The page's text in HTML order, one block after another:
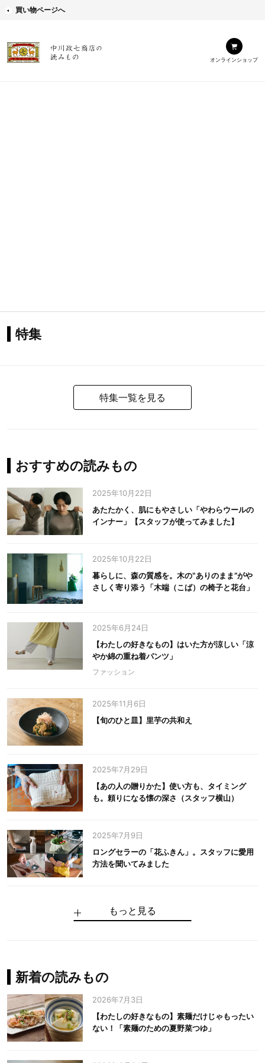
買い物ページへ
オンラインショップ
特集
特集一覧を見る
おすすめの読みもの
2025年10月22日
あたたかく、肌にもやさしい「やわらウールの
インナー」【スタッフが使ってみました】
2025年10月22日
暮らしに、森の質感を。木の‟ありのまま”がや
さしく寄り添う「木端（こば）の椅子と花台」
2025年6月24日
【わたしの好きなもの】はいた方が涼しい「涼
やか綿の重ね着パンツ」
ファッション
2025年11月6日
【旬のひと皿】里芋の共和え
2025年7月29日
【あの人の贈りかた】使い方も、タイミング
も。頼りになる懐の深さ（スタッフ横山）
2025年7月9日
ロングセラーの「花ふきん」。スタッフに愛用
方法を聞いてみました
手仕事だからできる“いいもの”を作り続ける。
麻の老舗が届けたい、麻の魅力をのせた衣「中
中川政七商店の謎を解く、6つの問いと1つの答
100年先の日本に工芸があるように。中川政七
中川政七商店スタッフが綴る「今日も、土鍋ま
【わたしの好きなもの】素麺だけじゃもったい
もっと見る
新着の読みもの
2026年7月3日
【わたしの好きなもの】素麺だけじゃもったい
ない！「素麺のための夏野菜つゆ」